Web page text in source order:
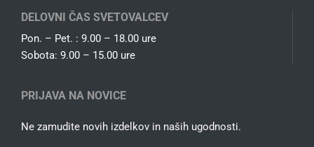
DELOVNI ČAS SVETOVALCEV
Pon. – Pet. : 9.00 – 18.00 ure
Sobota: 9.00 – 15.00 ure
PRIJAVA NA NOVICE
Ne zamudite novih izdelkov in naših ugodnosti.